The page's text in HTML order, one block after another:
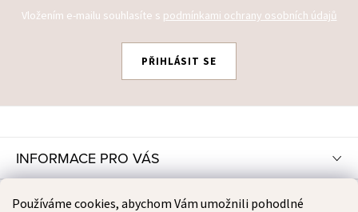
Používáme cookies, abychom Vám umožnili pohodlné
Vložením e-mailu souhlasíte s podmínkami ochrany osobních údajů
PŘIHLÁSIT SE
Z
A
INFORMACE PRO VÁS
INSTAGRAM